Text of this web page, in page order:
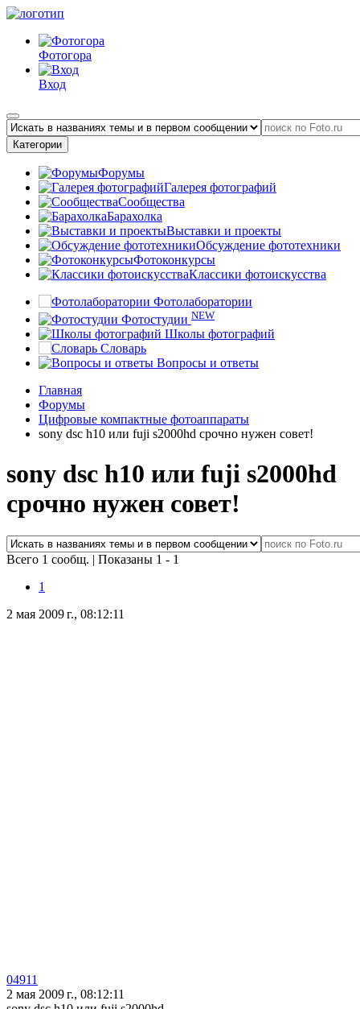
Фотогора
Вход
Категории
Форумы
Галерея фотографий
Сообщества
Барахолка
Выставки и проекты
Обсуждение фототехники
Фотоконкурсы
Классики фотоискусства
Фотолаборатории
Фотостудии NEW
Школы фотографий
Словарь
Вопросы и ответы
Главная
Форумы
Цифровые компактные фотоаппараты
sony dsc h10 или fuji s2000hd срочно нужен совет!
sony dsc h10 или fuji s2000hd
срочно нужен совет!
Всего 1 сообщ. | Показаны 1 - 1
1
2 мая 2009 г., 08:12:11
04911
2 мая 2009 г., 08:12:11